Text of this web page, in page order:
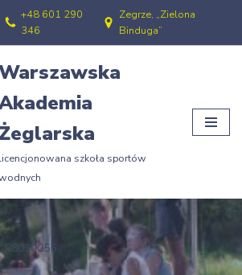
+48 601 290
346
Zegrze, „Zielona
Binduga”
Żeglarska
licencjonowana szkoła sportów